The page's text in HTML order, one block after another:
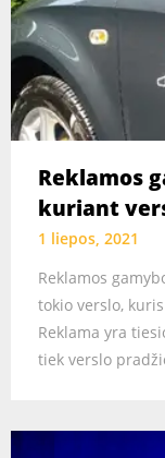
Reklamos
kuriant
1 liepos, 2021
Reklamos
tokio verslo,
Reklama yra
tiek verslo